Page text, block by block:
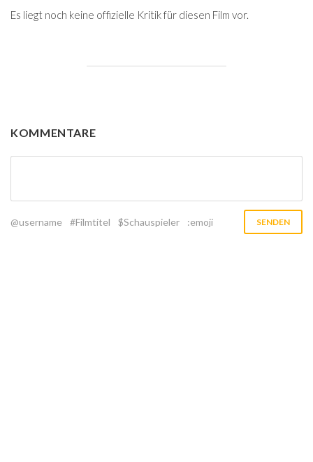
Es liegt noch keine offizielle Kritik für diesen Film vor.
KOMMENTARE
@username #Filmtitel $Schauspieler :emoji